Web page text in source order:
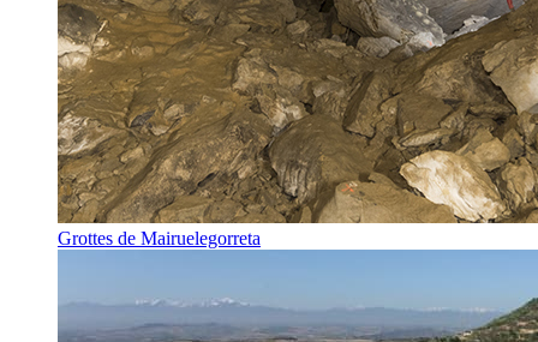
Grottes de Mairuelegorreta